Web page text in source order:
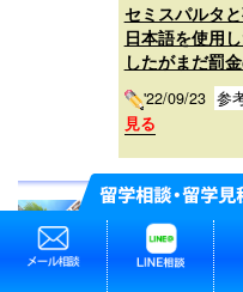
セミスパルタ
日本語を使用
したがまだ罰
'22/09/23 参
見る
平井千恵
GLC
ジ